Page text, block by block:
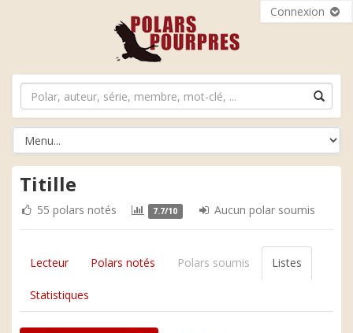
Connexion
Titille
55 polars notés 7.7/10 Aucun polar soumis
Lecteur Polars notés Polars soumis Listes
Statistiques